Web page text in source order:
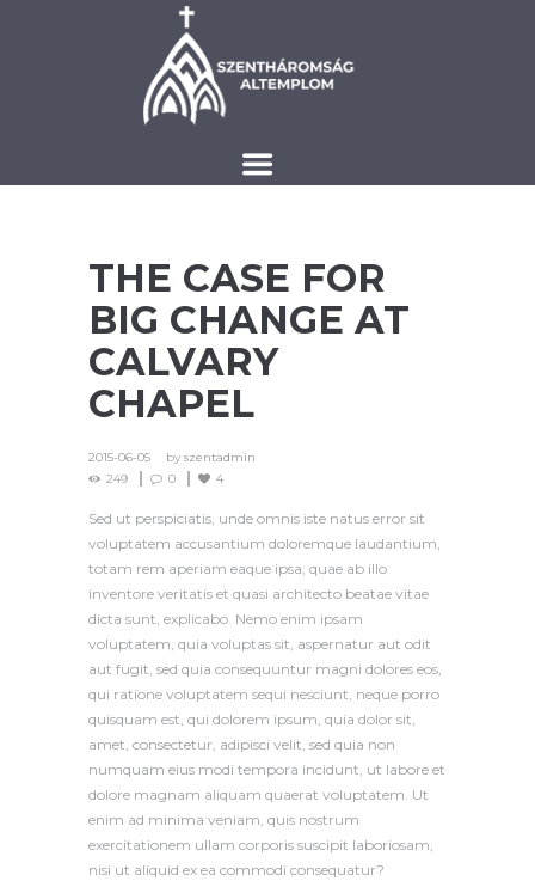
THE CASE FOR
BIG CHANGE AT
CALVARY
CHAPEL
2015-06-05 by szentadmin
249
0 4
Sed ut perspiciatis, unde omnis iste natus error sit
voluptatem accusantium doloremque laudantium,
totam rem aperiam eaque ipsa, quae ab illo
inventore veritatis et quasi architecto beatae vitae
dicta sunt, explicabo. Nemo enim ipsam
voluptatem, quia voluptas sit, aspernatur aut odit
aut fugit, sed quia consequuntur magni dolores eos,
qui ratione voluptatem sequi nesciunt, neque porro
quisquam est, qui dolorem ipsum, quia dolor sit,
amet, consectetur, adipisci velit, sed quia non
numquam eius modi tempora incidunt, ut labore et
dolore magnam aliquam quaerat voluptatem. Ut
enim ad minima veniam, quis nostrum
exercitationem ullam corporis suscipit laboriosam,
nisi ut aliquid ex ea commodi consequatur?